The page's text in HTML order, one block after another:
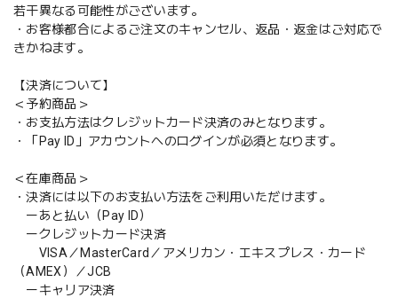
若干異なる可能性がございます。
・お客様都合によるご注文のキャンセル、返品・返金はご対応で
きかねます。
【決済について】
＜予約商品＞
・お支払方法はクレジットカード決済のみとなります。
・「Pay ID」アカウントへのログインが必須となります。
＜在庫商品＞
・決済には以下のお支払い方法をご利用いただけます。
ーあと払い（Pay ID）
ークレジットカード決済
VISA／MasterCard／アメリカン・エキスプレス・カード
（AMEX）／JCB
ーキャリア決済